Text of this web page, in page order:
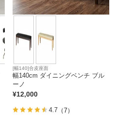
[幅140]合皮座面
幅140cm ダイニングベンチ ブル
ーノ
¥12,000
4.7 （7）